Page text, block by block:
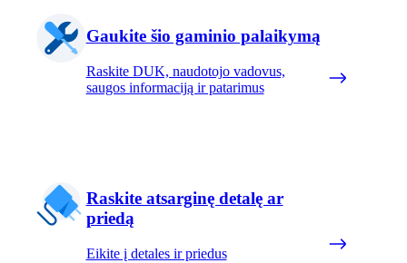
Gaukite šio gaminio palaikymą
Raskite DUK, naudotojo vadovus,
saugos informaciją ir patarimus
Raskite atsarginę detalę ar
priedą
Eikite į detales ir priedus